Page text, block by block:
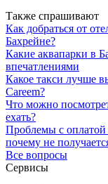
Также спрашивают
Как добраться от
Бахрейне?
Какие аквапарки в
впечатлениями
Какое такси лучше
Careem?
Что можно
ехать?
Проблемы с оплатой
почему не
Все вопросы
Сервисы